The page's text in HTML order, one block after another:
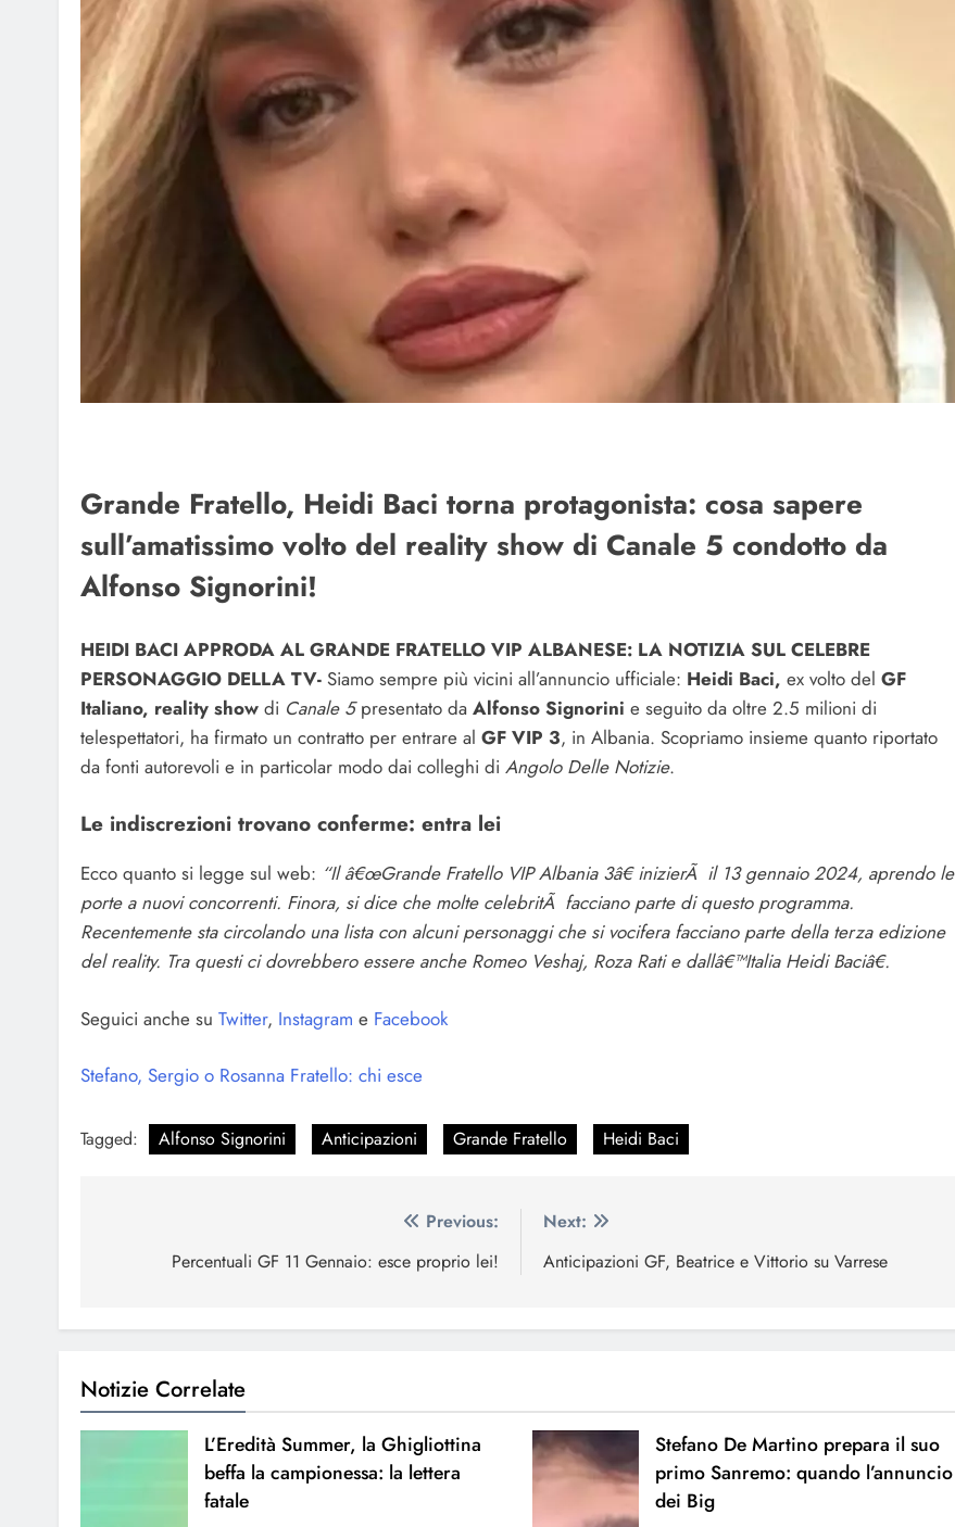
Grande Fratello, Heidi Baci torna protagonista: cosa sapere
sull’amatissimo volto del reality show di Canale 5 condotto da
Alfonso Signorini!
HEIDI BACI APPRODA AL GRANDE FRATELLO VIP ALBANESE: LA NOTIZIA SUL CELEBRE
PERSONAGGIO DELLA TV- Siamo sempre più vicini all’annuncio ufficiale: Heidi Baci, ex volto del GF
Italiano, reality show di Canale 5presentato da Alfonso Signorini e seguito da oltre 2.5 milioni di
telespettatori, ha firmato un contratto per entrare al GF VIP 3, in Albania. Scopriamo insieme quanto riportato
da fonti autorevoli e in particolar modo dai colleghi di Angolo Delle Notizie.
Le indiscrezioni trovano conferme: entra lei
Ecco quanto si legge sul web: “Il â€œGrande Fratello VIP Albania 3â€ inizierÃ il 13 gennaio 2024, aprendo le
porte a nuovi concorrenti. Finora, si dice che molte celebritÃ facciano parte di questo programma.
Recentemente sta circolando una lista con alcuni personaggi che si vocifera facciano parte della terza edizione
del reality. Tra questi ci dovrebbero essere anche Romeo Veshaj, Roza Rati e dallâ€™Italia Heidi Baciâ€.
Seguici anche su Twitter, Instagram e Facebook
Stefano, Sergio o Rosanna Fratello: chi esce
Tagged: Alfonso Signorini Anticipazioni Grande Fratello Heidi Baci
articoli
Previous:
Percentuali GF 11 Gennaio: esce proprio lei!
Next:
Anticipazioni GF, Beatrice e Vittorio su Varrese
Notizie Correlate
L’Eredità Summer, la Ghigliottina
beffa la campionessa: la lettera
fatale
Stefano De Martino prepara il suo
primo Sanremo: quando l’annuncio
dei Big